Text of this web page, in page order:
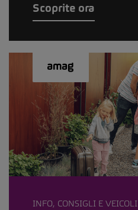
Scoprite ora
INFO, CONSIGLI E VEICOLI